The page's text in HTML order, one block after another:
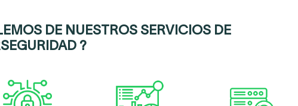
DE NUESTROS SERVICIOS DE
?